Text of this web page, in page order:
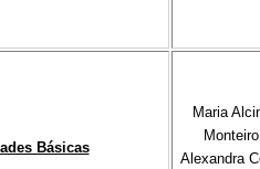
Básicas
Maria
Alexandra